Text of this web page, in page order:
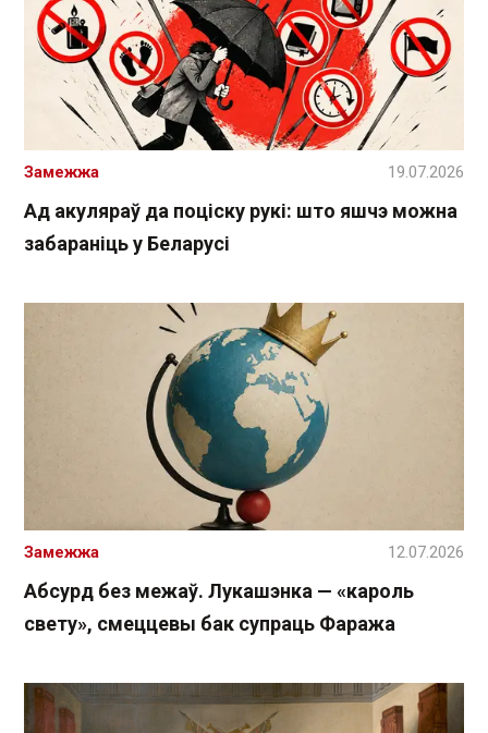
Ад акуляраў да поціску рукі: што яшчэ можна
забараніць у Беларусі
Замежжа 19.07.2026
Абсурд без межаў. Лукашэнка — «кароль
свету», смеццевы бак супраць Фаража
Замежжа 12.07.2026